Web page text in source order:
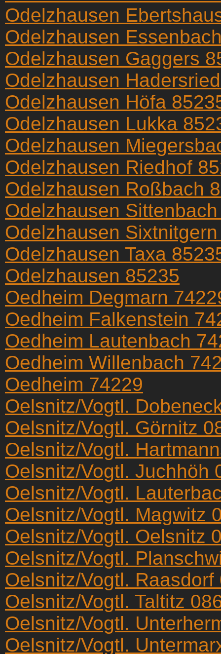
Odelzhausen
Odelzhausen
Odelzhausen Gaggers
Odelzhausen
Odelzhausen Höfa
Odelzhausen Lukka
Odelzhausen
Odelzhausen Riedhof
Odelzhausen Roßbach
Odelzhausen
Odelzhausen
Odelzhausen Taxa
Odelzhausen 85235
Oedheim Degmarn
Oedheim Falkenstein
Oedheim Lautenbach
Oedheim Willenbach
Oedheim 74229
Oelsnitz/Vogtl.
Oelsnitz/Vogtl. Görnitz
Oelsnitz/Vogtl.
Oelsnitz/Vogtl. Juchhöh
Oelsnitz/Vogtl.
Oelsnitz/Vogtl. Magwitz
Oelsnitz/Vogtl. Oelsnitz
Oelsnitz/Vogtl.
Oelsnitz/Vogtl. Raasdorf
Oelsnitz/Vogtl. Taltitz
Oelsnitz/Vogtl.
Oelsnitz/Vogtl.